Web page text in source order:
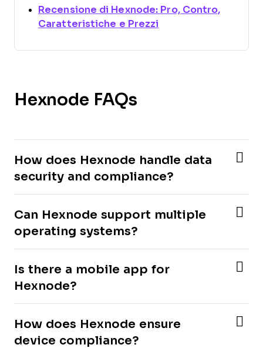
Recensione di Hexnode: Pro, Contro,
Caratteristiche e Prezzi
Hexnode FAQs
How does Hexnode handle data
security and compliance?
Can Hexnode support multiple
operating systems?
Is there a mobile app for
Hexnode?
How does Hexnode ensure
device compliance?